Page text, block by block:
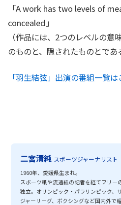
「A work has two levels of
concealed」
（作品には、2つのレベルの意
のものと、隠されたものとであ
「羽生結弦」出演の番組一覧は
二宮清純 スポーツジャーナリスト
1960年、愛媛県生まれ。
スポーツ紙や流通紙の記者を経てフリー
独立。オリンピック・パラリンピック、
ジャーリーグ、ボクシングなど国内外で